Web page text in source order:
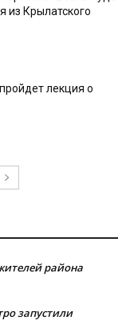
из Крылатского
лекция о
района
запустили